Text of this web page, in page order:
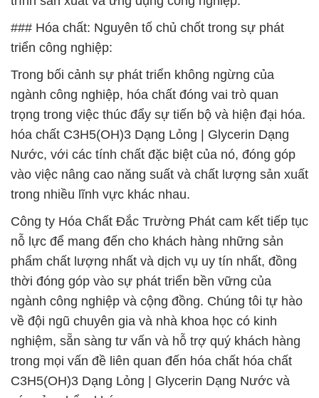
### Hóa chất: Nguyên tố chủ chốt trong sự phát
triển công nghiệp:
Trong bối cảnh sự phát triển không ngừng của
ngành công nghiệp, hóa chất đóng vai trò quan
trọng trong việc thúc đẩy sự tiến bộ và hiện đại hóa.
hóa chất C3H5(OH)3 Dạng Lỏng | Glycerin Dạng
Nước, với các tính chất đặc biệt của nó, đóng góp
vào việc nâng cao năng suất và chất lượng sản xuất
trong nhiều lĩnh vực khác nhau.
Công ty Hóa Chất Đắc Trường Phát cam kết tiếp tục
nỗ lực để mang đến cho khách hàng những sản
phẩm chất lượng nhất và dịch vụ uy tín nhất, đồng
thời đóng góp vào sự phát triển bền vững của
ngành công nghiệp và cộng đồng. Chúng tôi tự hào
về đội ngũ chuyên gia và nhà khoa học có kinh
nghiệm, sẵn sàng tư vấn và hỗ trợ quý khách hàng
trong mọi vấn đề liên quan đến hóa chất hóa chất
C3H5(OH)3 Dạng Lỏng | Glycerin Dạng Nước và